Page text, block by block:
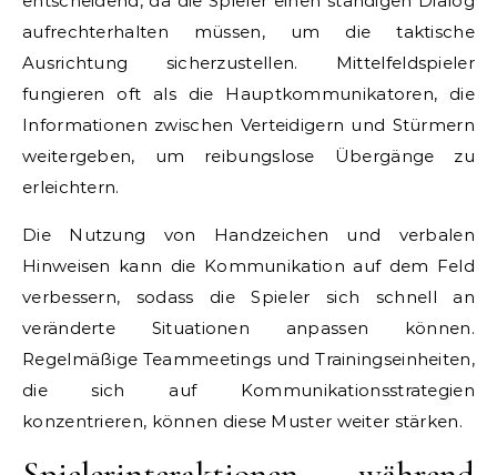
aufrechterhalten müssen, um die taktische
Ausrichtung sicherzustellen. Mittelfeldspieler
fungieren oft als die Hauptkommunikatoren, die
Informationen zwischen Verteidigern und Stürmern
weitergeben, um reibungslose Übergänge zu
erleichtern.
Die Nutzung von Handzeichen und verbalen
Hinweisen kann die Kommunikation auf dem Feld
verbessern, sodass die Spieler sich schnell an
veränderte Situationen anpassen können.
Regelmäßige Teammeetings und Trainingseinheiten,
die sich auf Kommunikationsstrategien
konzentrieren, können diese Muster weiter stärken.